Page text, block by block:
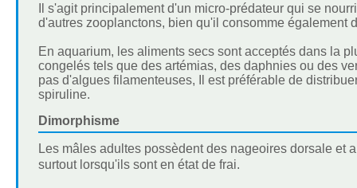
Il s'agit principalement d'un micro-prédateur qui se
d'autres zooplanctons, bien qu'il consomme également
En aquarium, les aliments secs sont acceptés dans la
congelés tels que des artémias, des daphnies ou des
pas d'algues filamenteuses, Il est préférable de
spiruline.
Dimorphisme
Les mâles adultes possèdent des nageoires dorsale et
surtout lorsqu'ils sont en état de frai.